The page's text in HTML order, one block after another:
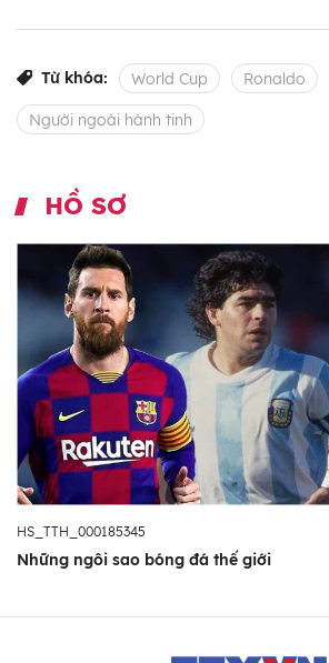
Từ khóa: World Cup Ronaldo
Người ngoài hành tinh
HỒ SƠ
HS_TTH_000185345
Những ngôi sao bóng đá thế giới